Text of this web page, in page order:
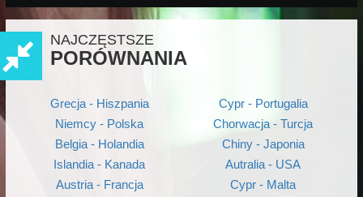
NAJCZĘSTSZE
PORÓWNANIA
Grecja - Hiszpania
Niemcy - Polska
Belgia - Holandia
Islandia - Kanada
Austria - Francja
Cypr - Portugalia
Chorwacja - Turcja
Chiny - Japonia
Autralia - USA
Cypr - Malta